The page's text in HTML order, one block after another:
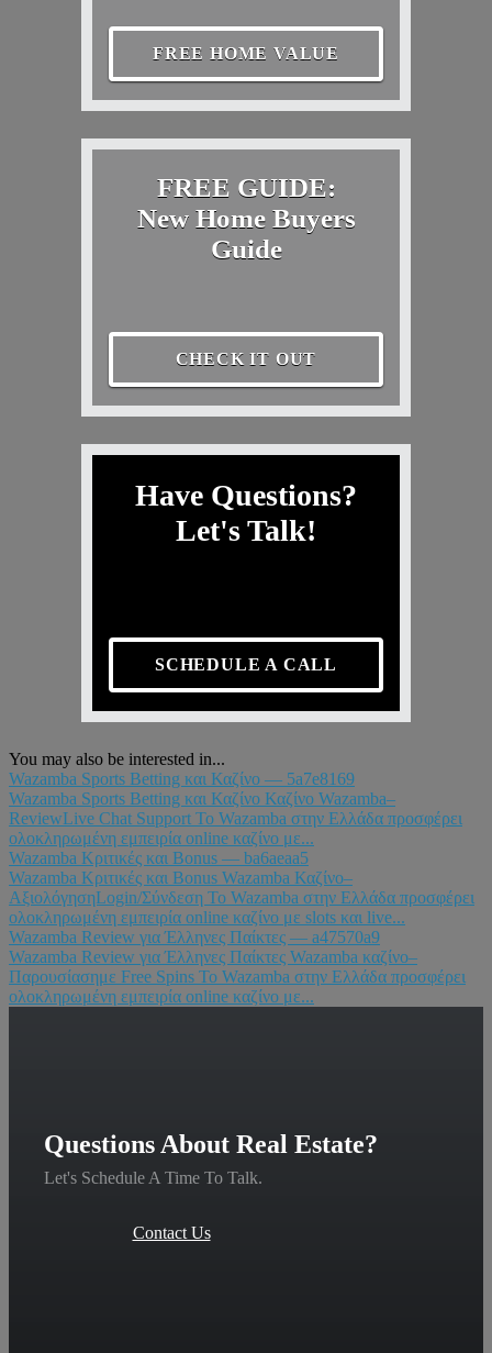
FREE HOME VALUE
FREE GUIDE:
New Home Buyers
Guide
CHECK IT OUT
Have Questions?
Let's Talk!
SCHEDULE A CALL
You may also be interested in...
Wazamba Sports Betting και Καζίνο — 5a7e8169
Wazamba Sports Betting και Καζίνο Καζίνο Wazamba–
ReviewLive Chat Support Το Wazamba στην Ελλάδα προσφέρει
ολοκληρωμένη εμπειρία online καζίνο με...
Wazamba Κριτικές και Bonus — ba6aeaa5
Wazamba Κριτικές και Bonus Wazamba Καζίνο–
ΑξιολόγησηLogin/Σύνδεση Το Wazamba στην Ελλάδα προσφέρει
ολοκληρωμένη εμπειρία online καζίνο με slots και live...
Wazamba Review για Έλληνες Παίκτες — a47570a9
Wazamba Review για Έλληνες Παίκτες Wazamba καζίνο–
Παρουσίασημε Free Spins Το Wazamba στην Ελλάδα προσφέρει
ολοκληρωμένη εμπειρία online καζίνο με...
Questions About Real Estate?
Let's Schedule A Time To Talk.
Contact Us